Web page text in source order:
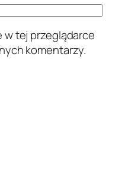
w tej przeglądarce
komentarzy.